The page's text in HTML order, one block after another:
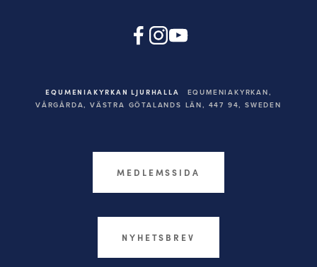
EQUMENIAKYRKAN LJURHALLA
EQUMENIAKYRKAN,
VÅRGÅRDA, VÄSTRA GÖTALANDS LÄN, 447 94, SWEDEN
MEDLEMSSIDA
NYHETSBREV